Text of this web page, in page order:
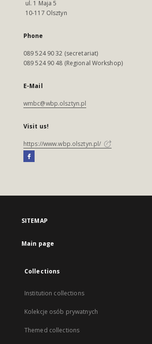
ul. 1 Maja 5
10-117 Olsztyn
Phone
089 524 90 32 (secretariat)
089 524 90 48 (Regional Workshop)
E-Mail
wmbc@wbp.olsztyn.pl
Visit us!
https://www.wbp.olsztyn.pl/
SITEMAP
Main page
Collections
Institution collections
Kolekcje osób prywatnych
Themed collections